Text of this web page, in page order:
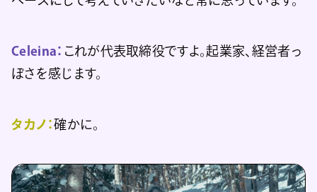
Celeina： これが代表取締役ですよ。起業家、経営者っ
ぽさを感じます。
タカノ：確かに。